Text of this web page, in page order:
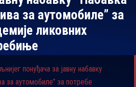
за аутомобиле” за
ликовних
понуђача за јавну набавку
за аутомобиле” за потребе